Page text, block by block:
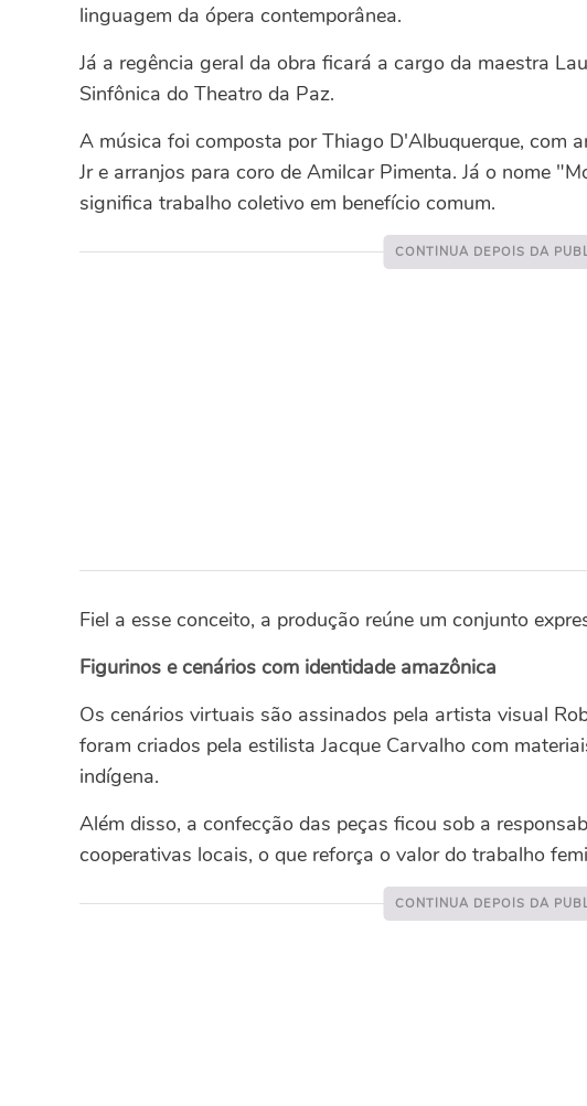
linguagem da ópera contemporânea.
Já a regência geral da obra ficará a cargo da maestra
Sinfônica do Theatro da Paz.
A música foi composta por Thiago D'Albuquerque, com
Jr e arranjos para coro de Amilcar Pimenta. Já o nome
significa trabalho coletivo em benefício comum.
Fiel a esse conceito, a produção reúne um conjunto
Figurinos e cenários com identidade amazônica
Os cenários virtuais são assinados pela artista visual
foram criados pela estilista Jacque Carvalho com
indígena.
Além disso, a confecção das peças ficou sob a
cooperativas locais, o que reforça o valor do trabalho